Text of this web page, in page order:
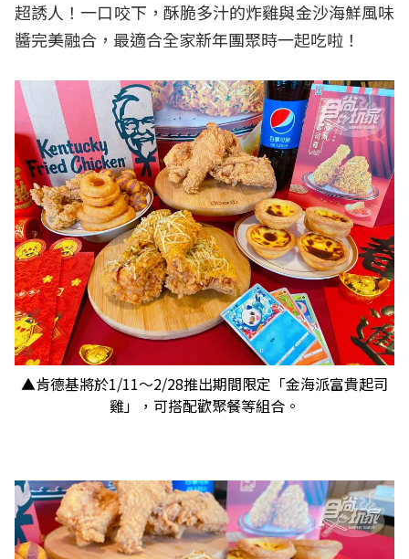
超誘人！一口咬下，酥脆多汁的炸雞與金沙海鮮風味
醬完美融合，最適合全家新年團聚時一起吃啦！
▲肯德基將於1/11～2/28推出期間限定「金海派富貴起司
雞」，可搭配歡聚餐等組合。